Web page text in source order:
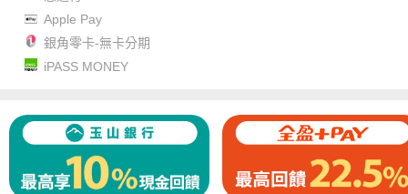
Apple Pay
銀角零卡-無卡分期
iPASS MONEY